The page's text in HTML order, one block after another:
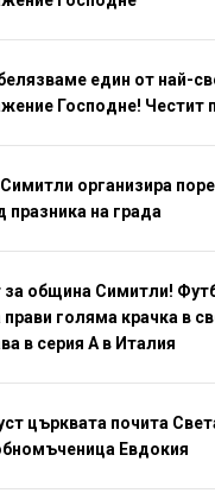
един от най-
Господне! Честит
организира
празника на града
за община Симитли!
прави голяма крачка в
в серия А в Италия
църквата почита
Евдокия